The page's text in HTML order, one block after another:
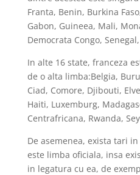
Franta, Benin, Burkina
Gabon, Guineea, Mali,
Democrata Congo,
In alte 16 state, franceza
de o alta limba:Belgia,
Ciad, Comore, Djibouti,
Haiti, Luxemburg,
Centrafricana, Rwanda,
De asemenea, exista tari
este limba oficiala, insa
in legatura cu ea, de